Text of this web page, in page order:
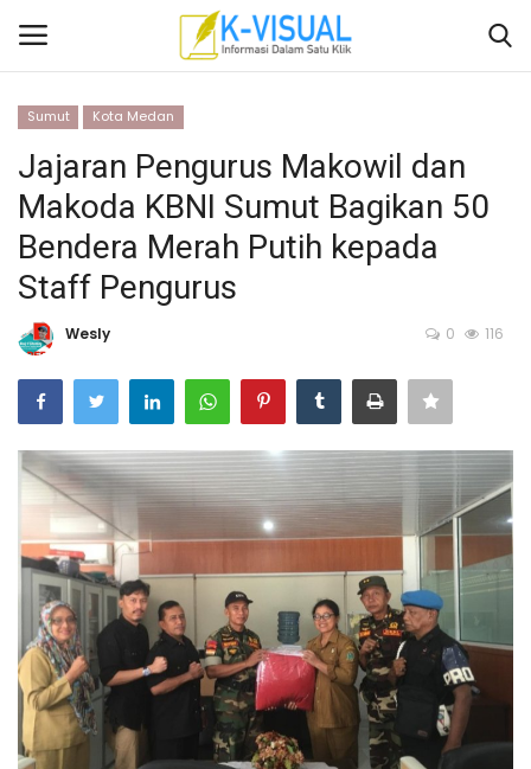
Beranda
Contact
Banten
Yogyakarta
Banten
Solo Raya
Sumsel
Kalbar
Sumut
News
Sumut Kota Medan
Jajaran Pengurus Makowil dan
Makoda KBNI Sumut Bagikan 50
Bendera Merah Putih kepada
Staff Pengurus
Wesly 0 116